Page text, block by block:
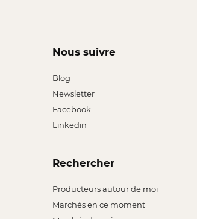
Nous suivre
Blog
Newsletter
Facebook
Linkedin
Rechercher
Producteurs autour de moi
Marchés en ce moment